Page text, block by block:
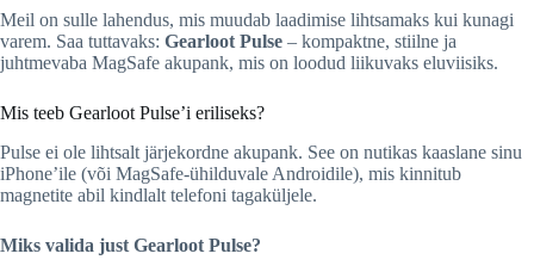
Meil on sulle lahendus, mis muudab laadimise lihtsamaks kui kunagi
varem. Saa tuttavaks: Gearloot Pulse – kompaktne, stiilne ja
juhtmevaba MagSafe akupank, mis on loodud liikuvaks eluviisiks.
Mis teeb Gearloot Pulse’i eriliseks?
Pulse ei ole lihtsalt järjekordne akupank. See on nutikas kaaslane sinu
iPhone’ile (või MagSafe-ühilduvale Androidile), mis kinnitub
magnetite abil kindlalt telefoni tagaküljele.
Miks valida just Gearloot Pulse?